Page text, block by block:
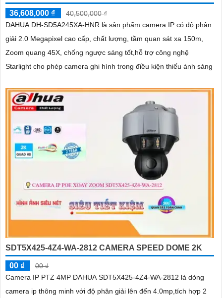
36,608,000 ₫
40,500,000 ₫
DAHUA DH-SD5A245XA-HNR là sản phẩm camera IP có độ phân
giải 2.0 Megapixel cao cấp, chất lượng, tầm quan sát xa 150m,
Zoom quang 45X, chống ngược sáng tốt,hỗ trợ công nghệ
Starlight cho phép camera ghi hình trong điều kiện thiếu ánh sáng
SDT5X425-4Z4-WA-2812 CAMERA SPEED DOME 2K
00 ₫
00 ₫
Camera IP PTZ 4MP DAHUA SDT5X425-4Z4-WA-2812 là dòng
camera ip thông minh với độ phân giải lên đến 4.0mp,tích hợp 2